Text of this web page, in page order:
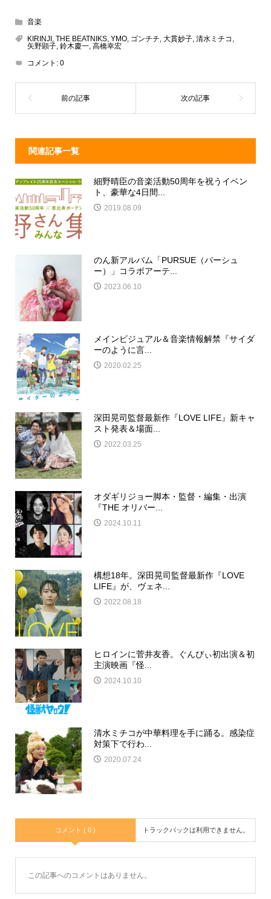
a
d
s
n
e
o
k
音楽
KIRINJI, THE BEATNIKS, YMO, ゴンチチ 大貫妙子, 清水ミチコ
矢野顕子, 鈴木慶一, 高橋幸宏
コメント: 0
関連記事一覧
細野晴臣の音楽活動50周年を祝うイベン
ト、豪華な4日間...
2019.08.09
のん新アルバム「PURSUE（パーシュ
ー）」コラボアーテ...
2023.06.10
メインビジュアル＆音楽情報解禁『サイダ
ーのように言...
2020.02.25
深田晃司監督最新作『LOVE LIFE』新キャ
スト発表＆場面...
2022.03.25
オダギリジョー脚本・監督・編集・出演
『THE オリバー...
2024.10.11
構想18年。深田晃司監督最新作『LOVE
LIFE』が、ヴェネ...
2022.08.18
ヒロインに菅井友香。ぐんぴぃ初出演＆初
主演映画『怪...
2024.10.10
清水ミチコが中華料理を手に踊る。感染症
対策下で行わ...
2020.07.24
コメント ( 0 ) トラックバックは利用できません。
この記事へのコメントはありません。